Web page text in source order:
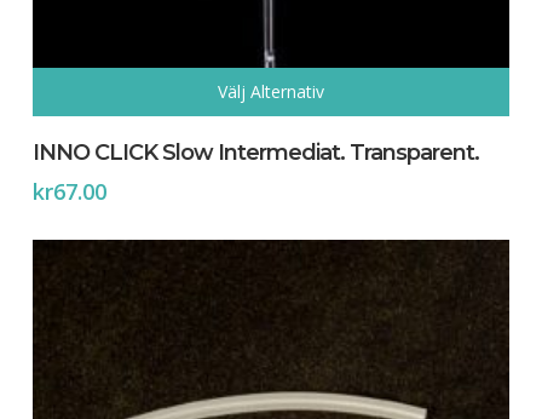
Välj Alternativ
här
har
kan
INNO CLICK Slow Intermediat. Transparent.
kr67.00